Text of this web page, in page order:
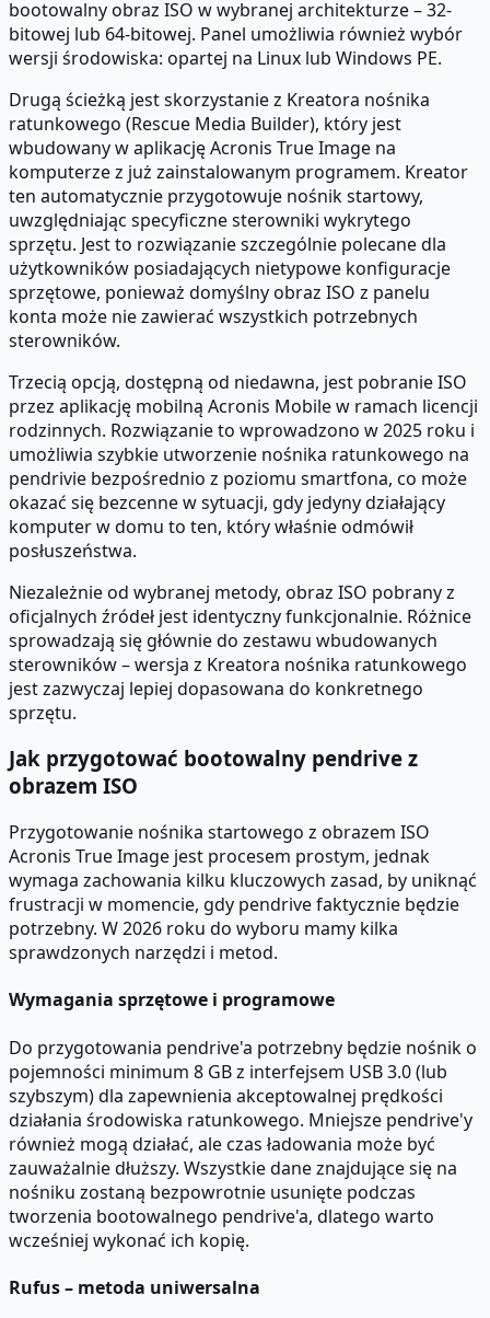
bootowalny obraz ISO w wybranej architekturze – 32-
bitowej lub 64-bitowej. Panel umożliwia również wybór
wersji środowiska: opartej na Linux lub Windows PE.
Drugą ścieżką jest skorzystanie z Kreatora nośnika
ratunkowego (Rescue Media Builder), który jest
wbudowany w aplikację Acronis True Image na
komputerze z już zainstalowanym programem. Kreator
ten automatycznie przygotowuje nośnik startowy,
uwzględniając specyficzne sterowniki wykrytego
sprzętu. Jest to rozwiązanie szczególnie polecane dla
użytkowników posiadających nietypowe konfiguracje
sprzętowe, ponieważ domyślny obraz ISO z panelu
konta może nie zawierać wszystkich potrzebnych
sterowników.
Trzecią opcją, dostępną od niedawna, jest pobranie ISO
przez aplikację mobilną Acronis Mobile w ramach licencji
rodzinnych. Rozwiązanie to wprowadzono w 2025 roku i
umożliwia szybkie utworzenie nośnika ratunkowego na
pendrivie bezpośrednio z poziomu smartfona, co może
okazać się bezcenne w sytuacji, gdy jedyny działający
komputer w domu to ten, który właśnie odmówił
posłuszeństwa.
Niezależnie od wybranej metody, obraz ISO pobrany z
oficjalnych źródeł jest identyczny funkcjonalnie. Różnice
sprowadzają się głównie do zestawu wbudowanych
sterowników – wersja z Kreatora nośnika ratunkowego
jest zazwyczaj lepiej dopasowana do konkretnego
sprzętu.
Jak przygotować bootowalny pendrive z
obrazem ISO
Przygotowanie nośnika startowego z obrazem ISO
Acronis True Image jest procesem prostym, jednak
wymaga zachowania kilku kluczowych zasad, by uniknąć
frustracji w momencie, gdy pendrive faktycznie będzie
potrzebny. W 2026 roku do wyboru mamy kilka
sprawdzonych narzędzi i metod.
Wymagania sprzętowe i programowe
Do przygotowania pendrive'a potrzebny będzie nośnik o
pojemności minimum 8 GB z interfejsem USB 3.0 (lub
szybszym) dla zapewnienia akceptowalnej prędkości
działania środowiska ratunkowego. Mniejsze pendrive'y
również mogą działać, ale czas ładowania może być
zauważalnie dłuższy. Wszystkie dane znajdujące się na
nośniku zostaną bezpowrotnie usunięte podczas
tworzenia bootowalnego pendrive'a, dlatego warto
wcześniej wykonać ich kopię.
Rufus – metoda uniwersalna